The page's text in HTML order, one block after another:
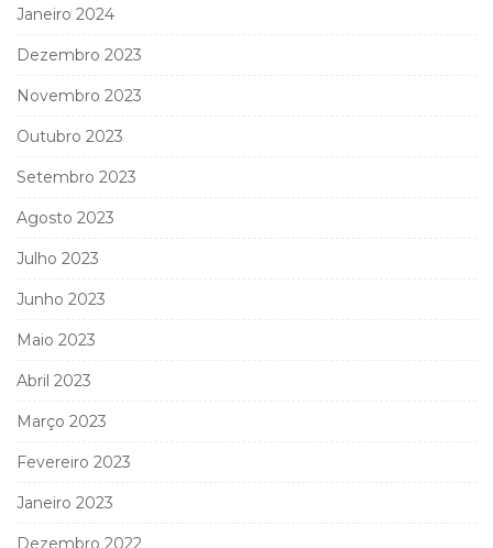
Janeiro 2024
Dezembro 2023
Novembro 2023
Outubro 2023
Setembro 2023
Agosto 2023
Julho 2023
Junho 2023
Maio 2023
Abril 2023
Março 2023
Fevereiro 2023
Janeiro 2023
Dezembro 2022